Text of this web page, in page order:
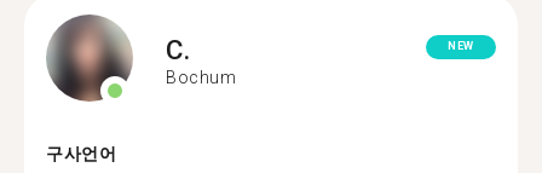
C.
Bochum
NEW
구사언어